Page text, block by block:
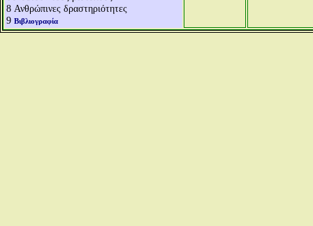
8 Ανθρώπινες δραστηριότητες
9 Βιβλιογραφία